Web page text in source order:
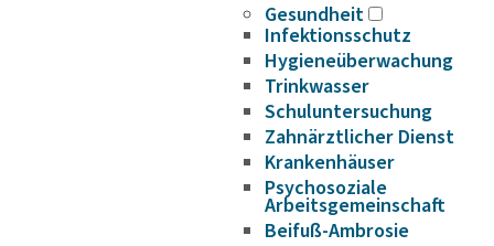
Gesundheit
Infektionsschutz
Hygieneüberwachung
Trinkwasser
Schuluntersuchung
Zahnärztlicher Dienst
Krankenhäuser
Psychosoziale
Arbeitsgemeinschaft
Beifuß-Ambrosie